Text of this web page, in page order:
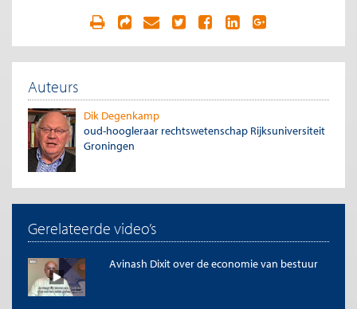
Auteurs
Dik Degenkamp
oud-hoogleraar rechtswetenschap Rijksuniversiteit
Groningen
Gerelateerde video’s
Avinash Dixit over de economie van bestuur